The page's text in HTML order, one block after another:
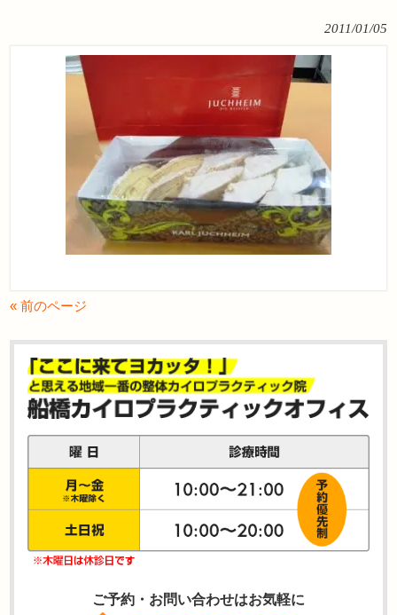
2011/01/05
« 前のページ
ご予約・お問い合わせはお気軽に